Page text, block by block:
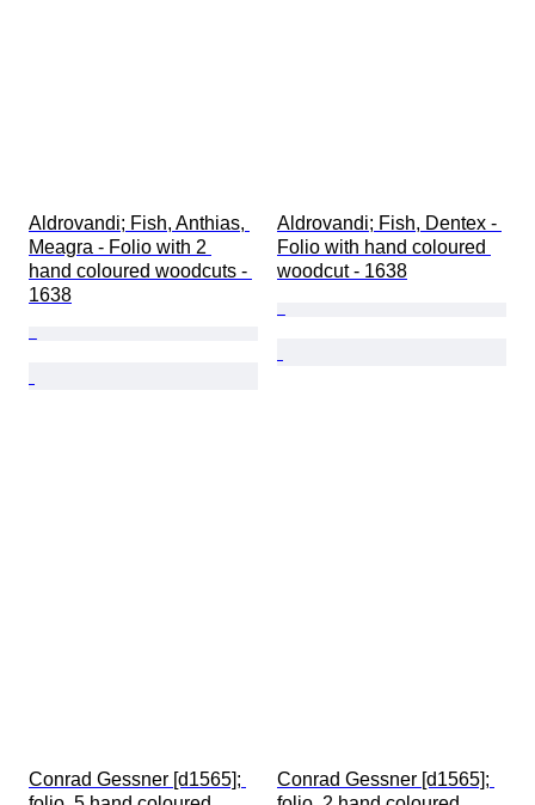
Aldrovandi; Fish, Anthias,
Meagra - Folio with 2
hand coloured woodcuts -
1638
Aldrovandi; Fish, Dentex -
Folio with hand coloured
woodcut - 1638
Conrad Gessner [d1565];
Conrad Gessner [d1565];